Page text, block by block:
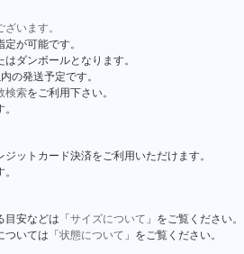
います。
が可能です。
ダンボールとなります。
の発送予定です。
検索をご利用下さい。
ットカード決済をご利用いただけます。
安などは「 サイズについて 」をご覧ください。
いては「 状態について 」をご覧ください。